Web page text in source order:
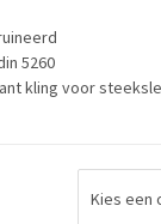
5260
kling voor